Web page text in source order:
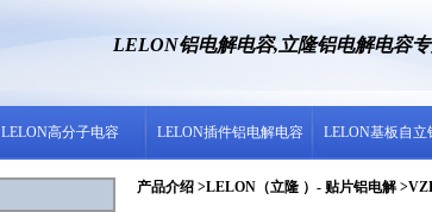
LELON铝电解电容,立隆铝电解电容
LELON高分子电容 LELON插件铝电解电容 LELON基板自立
产品介绍 >LELON（立隆 ）- 贴片铝电解